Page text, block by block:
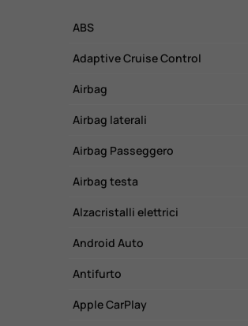
ABS
Adaptive Cruise Control
Airbag
Airbag laterali
Airbag Passeggero
Airbag testa
Alzacristalli elettrici
Android Auto
Antifurto
Apple CarPlay